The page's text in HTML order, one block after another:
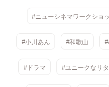
#ニューシネマワークショ
#小川あん #和歌山
#ドラマ #ユニークなリ